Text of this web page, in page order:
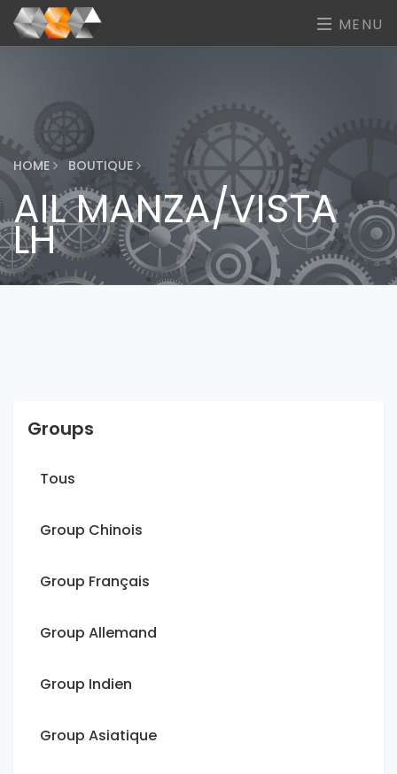
MENU
HOME BOUTIQUE
AIL MANZA/VISTA
LH
Groups
Tous
Group Chinois
Group Français
Group Allemand
Group Indien
Group Asiatique